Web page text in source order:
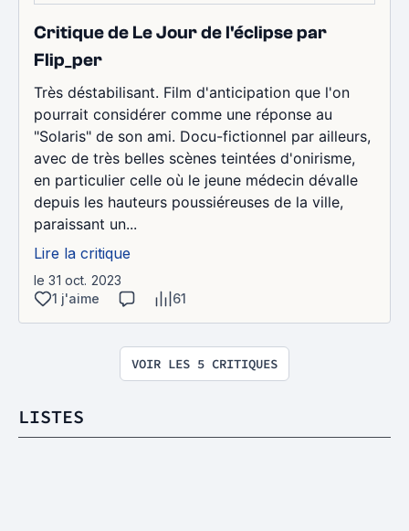
Critique de Le Jour de l'éclipse par
Flip_per
Très déstabilisant. Film d'anticipation que l'on
pourrait considérer comme une réponse au
"Solaris" de son ami. Docu-fictionnel par ailleurs,
avec de très belles scènes teintées d'onirisme,
en particulier celle où le jeune médecin dévalle
depuis les hauteurs poussiéreuses de la ville,
paraissant un...
Lire la critique
le 31 oct. 2023
1 j'aime
61
VOIR LES 5 CRITIQUES
LISTES